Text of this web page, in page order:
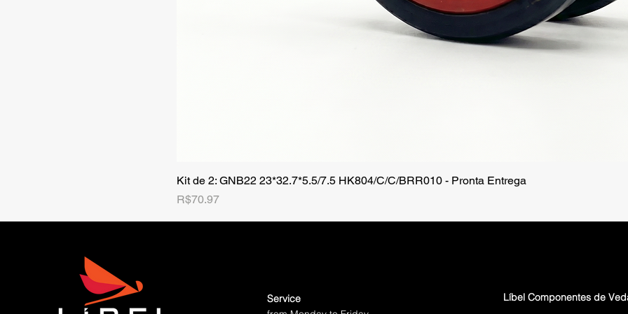
Quick View
Kit de 2: GNB22 23*32.7*5.5/7.5 HK804/C/C/BRR010 - Pronta Entrega
Price
R$70.97
Service
Líbel Componentes de